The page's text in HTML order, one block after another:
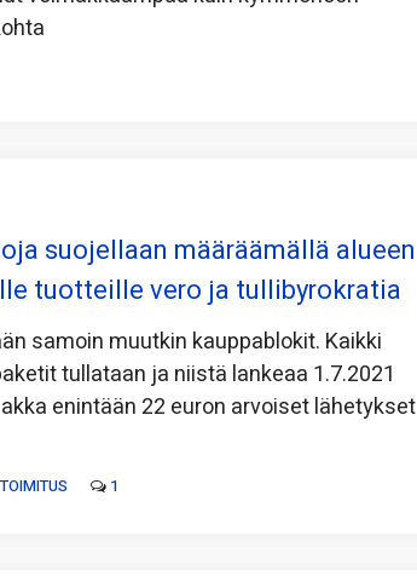
suojellaan määräämällä alueen
tuotteille vero ja tullibyrokratia
samoin muutkin kauppablokit. Kaikki
tullataan ja niistä lankeaa 1.7.2021
enintään 22 euron arvoiset lähetykset
1